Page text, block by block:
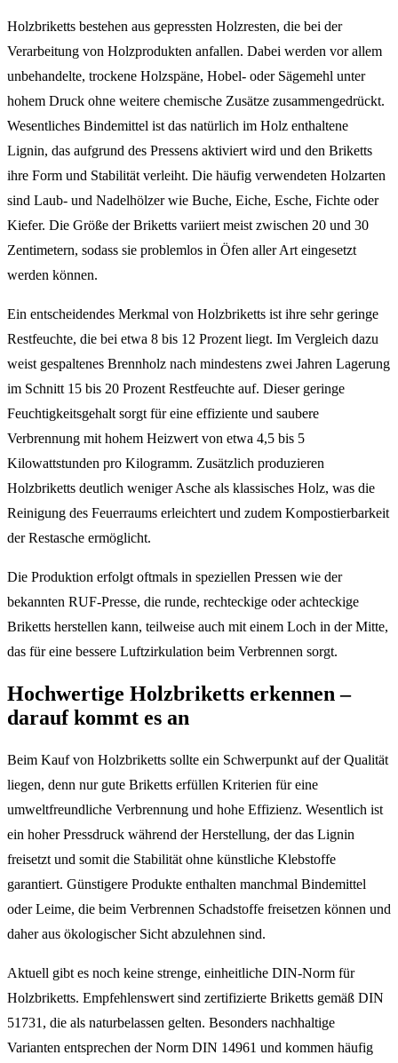
Holzbriketts bestehen aus gepressten Holzresten, die bei der
Verarbeitung von Holzprodukten anfallen. Dabei werden vor allem
unbehandelte, trockene Holzspäne, Hobel- oder Sägemehl unter
hohem Druck ohne weitere chemische Zusätze zusammengedrückt.
Wesentliches Bindemittel ist das natürlich im Holz enthaltene
Lignin, das aufgrund des Pressens aktiviert wird und den Briketts
ihre Form und Stabilität verleiht. Die häufig verwendeten Holzarten
sind Laub- und Nadelhölzer wie Buche, Eiche, Esche, Fichte oder
Kiefer. Die Größe der Briketts variiert meist zwischen 20 und 30
Zentimetern, sodass sie problemlos in Öfen aller Art eingesetzt
werden können.
Ein entscheidendes Merkmal von Holzbriketts ist ihre sehr geringe
Restfeuchte, die bei etwa 8 bis 12 Prozent liegt. Im Vergleich dazu
weist gespaltenes Brennholz nach mindestens zwei Jahren Lagerung
im Schnitt 15 bis 20 Prozent Restfeuchte auf. Dieser geringe
Feuchtigkeitsgehalt sorgt für eine effiziente und saubere
Verbrennung mit hohem Heizwert von etwa 4,5 bis 5
Kilowattstunden pro Kilogramm. Zusätzlich produzieren
Holzbriketts deutlich weniger Asche als klassisches Holz, was die
Reinigung des Feuerraums erleichtert und zudem Kompostierbarkeit
der Restasche ermöglicht.
Die Produktion erfolgt oftmals in speziellen Pressen wie der
bekannten RUF-Presse, die runde, rechteckige oder achteckige
Briketts herstellen kann, teilweise auch mit einem Loch in der Mitte,
das für eine bessere Luftzirkulation beim Verbrennen sorgt.
Hochwertige Holzbriketts erkennen –
darauf kommt es an
Beim Kauf von Holzbriketts sollte ein Schwerpunkt auf der Qualität
liegen, denn nur gute Briketts erfüllen Kriterien für eine
umweltfreundliche Verbrennung und hohe Effizienz. Wesentlich ist
ein hoher Pressdruck während der Herstellung, der das Lignin
freisetzt und somit die Stabilität ohne künstliche Klebstoffe
garantiert. Günstigere Produkte enthalten manchmal Bindemittel
oder Leime, die beim Verbrennen Schadstoffe freisetzen können und
daher aus ökologischer Sicht abzulehnen sind.
Aktuell gibt es noch keine strenge, einheitliche DIN-Norm für
Holzbriketts. Empfehlenswert sind zertifizierte Briketts gemäß DIN
51731, die als naturbelassen gelten. Besonders nachhaltige
Varianten entsprechen der Norm DIN 14961 und kommen häufig